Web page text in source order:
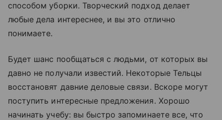
способом уборки. Творческий подход делает
любые дела интереснее, и вы это отлично
понимаете.
Будет шанс пообщаться с людьми, от которых вы
давно не получали известий. Некоторые Тельцы
восстановят давние деловые связи. Вскоре могут
поступить интересные предложения. Хорошо
начинать учебу: вы быстро запоминаете все, что